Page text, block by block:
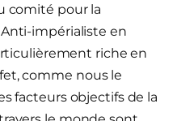
comité pour la
impérialiste en
riche en
comme nous le
facteurs objectifs de la